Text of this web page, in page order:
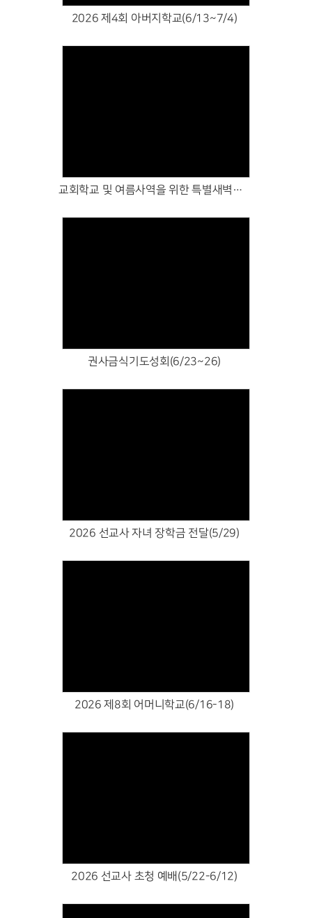
2026 제4회 아버지학교(6/13~7/4)
교회학교 및 여름사역을 위한 특별새벽기도회(7/1~3)
권사금식기도성회(6/23~26)
2026 선교사 자녀 장학금 전달(5/29)
2026 제8회 어머니학교(6/16-18)
2026 선교사 초청 예배(5/22-6/12)